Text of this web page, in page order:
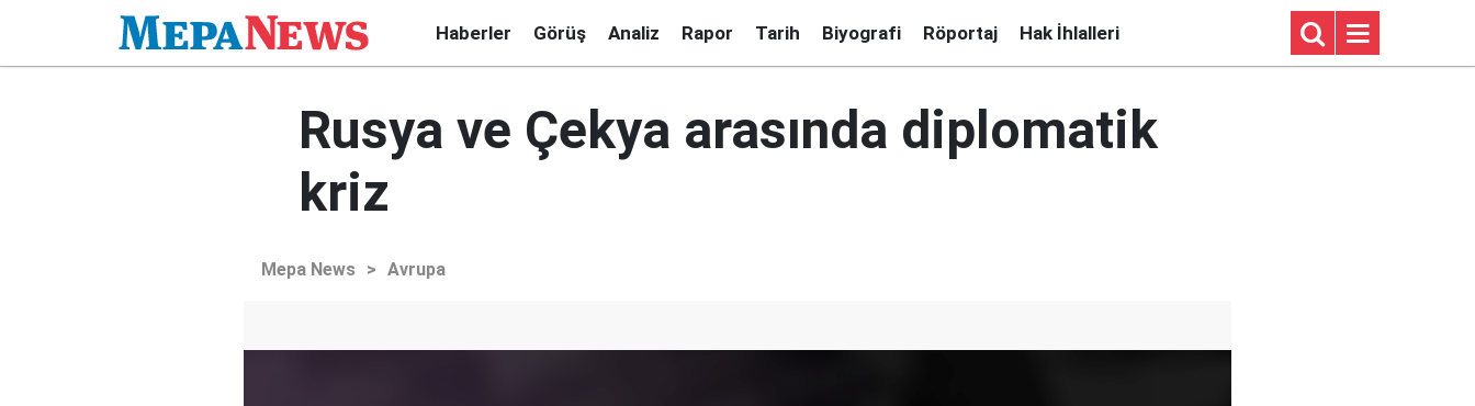
Haberler Görüş Analiz Rapor Tarih Biyografi Röportaj Hak İhlalleri
Rusya ve Çekya arasında diplomatik
kriz
Mepa News > Avrupa